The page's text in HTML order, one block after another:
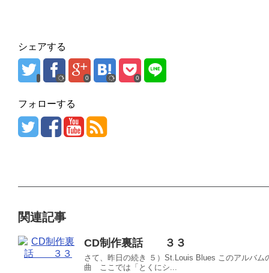
シェアする
0 0
フォローする
関連記事
CD制作裏話 ３３
さて、昨日の続き ５）St.Louis Blues このアルバ
曲 ここでは「とくにシ...